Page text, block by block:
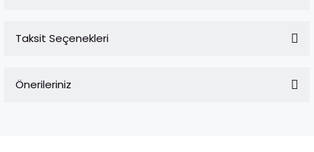
Taksit Seçenekleri
Önerileriniz